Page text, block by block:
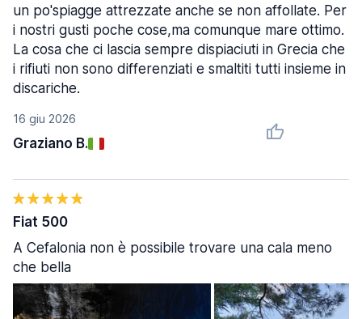
16 giu 2026
Graziano B.
un po'spiagge attrezzate anche se non affollate. Per
i nostri gusti poche cose,ma comunque mare ottimo.
La cosa che ci lascia sempre dispiaciuti in Grecia che
i rifiuti non sono differenziati e smaltiti tutti insieme in
discariche.
Fiat 500
A Cefalonia non è possibile trovare una cala meno
che bella